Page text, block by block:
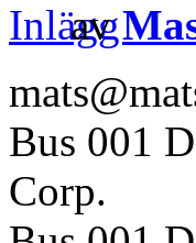
av
Bus 001
Corp.